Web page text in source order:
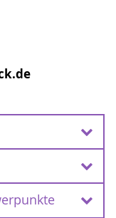
Mitarbeiterin
in
Ur- und